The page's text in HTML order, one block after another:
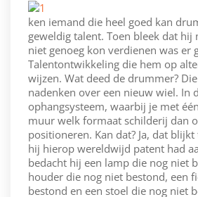
ken iemand die heel goed kan
geweldig talent. Toen bleek dat
niet genoeg kon verdienen was er
Talentontwikkeling die hem op
wijzen. Wat deed de drummer?
nadenken over een nieuw wiel. In
ophangsysteem, waarbij je met
muur welk formaat schilderij dan
positioneren. Kan dat? Ja, dat
hij hierop wereldwijd patent had
bedacht hij een lamp die nog niet
houder die nog niet bestond, een
bestond en een stoel die nog niet